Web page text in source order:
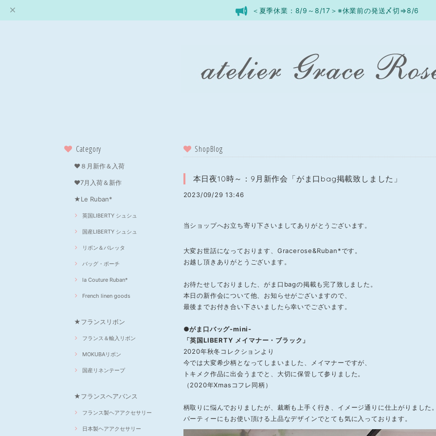
＜夏季休業：8/9～8/17＞※休業前の発送〆切⇒8/6
Category
❤８月新作＆入荷
❤7月入荷＆新作
★Le Ruban*
英国LIBERTY シュシュ
国産LIBERTY シュシュ
リボン＆バレッタ
バッグ・ポーチ
la Couture Ruban*
French linen goods
★フランスリボン
フランス＆輸入リボン
MOKUBAリボン
国産リネンテープ
★フランスヘアバンス
フランス製ヘアアクセサリー
日本製ヘアアクセサリー
ShopBlog
本日夜10時～：9月新作会「がま口bag掲載致しました」
2023/09/29 13:46
当ショップへお立ち寄り下さいましてありがとうございます。
大変お世話になっております、Gracerose&Ruban*です。
お越し頂きありがとうございます。
お待たせしておりました、がま口bagの掲載も完了致しました。
本日の新作会について他、お知らせがございますので、
最後までお付き合い下さいましたら幸いでございます。
●がま口バッグ-mini-
「英国LIBERTY メイマナー・ブラック」
2020年秋冬コレクションより
今では大変希少柄となってしまいました、メイマナーですが、
トキメク作品に出会うまでと、大切に保管して参りました。
（2020年Xmasコフレ同柄）
柄取りに悩んでおりましたが、裁断も上手く行き、イメージ通りに仕上がりました
パーティーにもお使い頂ける上品なデザインでとても気に入っております。